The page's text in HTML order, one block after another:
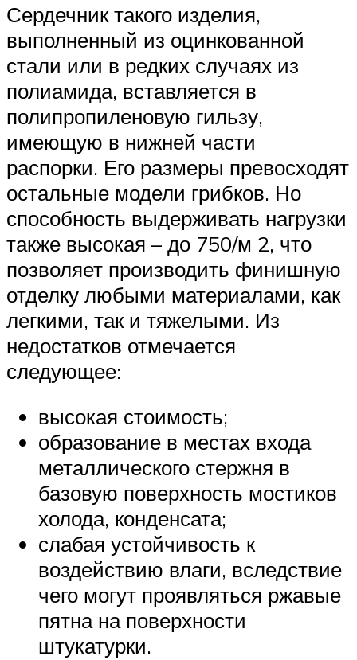
Сердечник такого изделия,
выполненный из оцинкованной
стали или в редких случаях из
полиамида, вставляется в
полипропиленовую гильзу,
имеющую в нижней части
распорки. Его размеры превосходят
остальные модели грибков. Но
способность выдерживать нагрузки
также высокая – до 750/м 2, что
позволяет производить финишную
отделку любыми материалами, как
легкими, так и тяжелыми. Из
недостатков отмечается
следующее:
высокая стоимость;
образование в местах входа
металлического стержня в
базовую поверхность мостиков
холода, конденсата;
слабая устойчивость к
воздействию влаги, вследствие
чего могут проявляться ржавые
пятна на поверхности
штукатурки.